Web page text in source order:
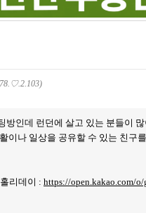
방인데 런던에 살고 있는 분들이 많
이나 일상을 공유할 수 있는 친구
리데이 : https://open.kakao.com/o/